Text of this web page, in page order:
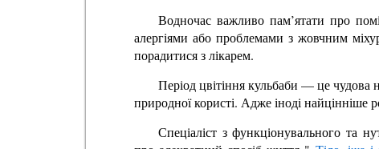
Водночас важливо пам’ятати про
алергіями або проблемами з жовчним
порадитися з лікарем.
Період цвітіння кульбаби — це чудова
природної користі. Адже іноді найцінніше
Спеціаліст з функціонувального та